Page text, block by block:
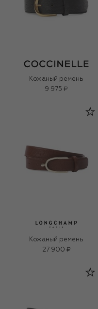
Кожаный ремень
9 975 ₽
Кожаный ремень
27 900 ₽